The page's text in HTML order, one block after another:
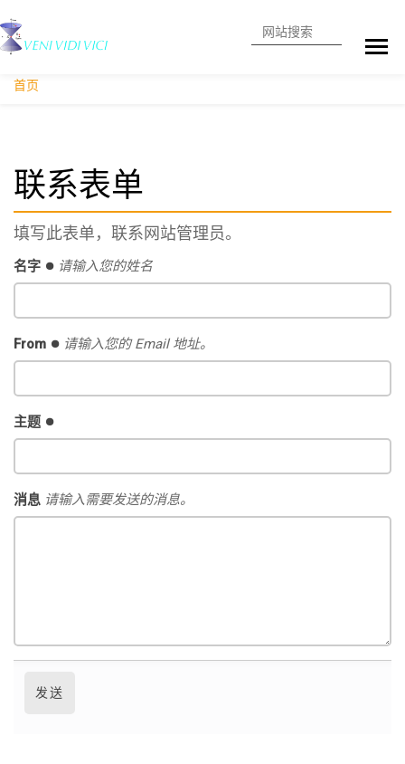
搜索
首页
联系表单
填写此表单，联系网站管理员。
名字 请输入您的姓名
From 请输入您的 Email 地址。
主题
消息 请输入需要发送的消息。